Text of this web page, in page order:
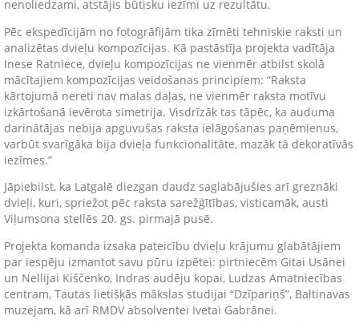
nenoliedzami, atstājis būtisku iezīmi uz rezultātu.
Pēc ekspedīcijām no fotogrāfijām tika zīmēti tehniskie raksti un
analizētas dvieļu kompozīcijas. Kā pastāstīja projekta vadītāja
Inese Ratniece, dvieļu kompozīcijas ne vienmēr atbilst skolā
mācītajiem kompozīcijas veidošanas principiem: “Raksta
kārtojumā nereti nav malas daļas, ne vienmēr raksta motīvu
izkārtošanā ievērota simetrija. Visdrīzāk tas tāpēc, ka auduma
darinātājas nebija apguvušas raksta ielāgošanas paņēmienus,
varbūt svarīgāka bija dvieļa funkcionalitāte, mazāk tā dekoratīvās
iezīmes.”
Jāpiebilst, ka Latgalē diezgan daudz saglabājušies arī greznāki
dvieļi, kuri, spriežot pēc raksta sarežģītības, visticamāk, austi
Viļumsona stellēs 20. gs. pirmajā pusē.
Projekta komanda izsaka pateicību dvieļu krājumu glabātājiem
par iespēju izmantot savu pūru izpētei: pirtniecēm Gitai Usānei
un Nellijai Kiščenko, Indras audēju kopai, Ludzas Amatniecības
centram, Tautas lietišķās mākslas studijai “Dzīpariņš”, Baltinavas
muzejam, kā arī RMDV absolventei Ivetai Gabrānei.